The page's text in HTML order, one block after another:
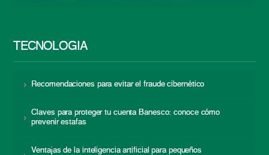
TECNOLOGÍA
Recomendaciones para evitar el fraude cibernético
Claves para proteger tu cuenta Banesco: conoce cómo
prevenir estafas
Ventajas de la inteligencia artificial para pequeños